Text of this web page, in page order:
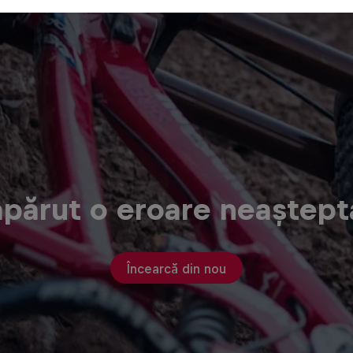
o eroare
Încearcă din nou